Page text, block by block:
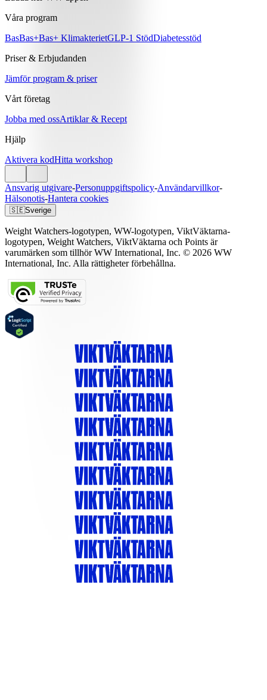
Våra program
BasBas+Bas+ KlimakterietGLP-1 StödDiabetesstöd
Priser & Erbjudanden
Jämför program & priser
Vårt företag
Jobba med ossArtiklar & Recept
Hjälp
Aktivera kodHitta workshop
Ansvarig utgivare-Personuppgiftspolicy-Användarvillkor-
Hälsonotis-Hantera cookies
🇸🇪Sverige
Weight Watchers-logotypen, WW-logotypen, ViktVäktarna-
logotypen, Weight Watchers, ViktVäktarna och Points är
varumärken som tillhör WW International, Inc. © 2026 WW
International, Inc. Alla rättigheter förbehållna.